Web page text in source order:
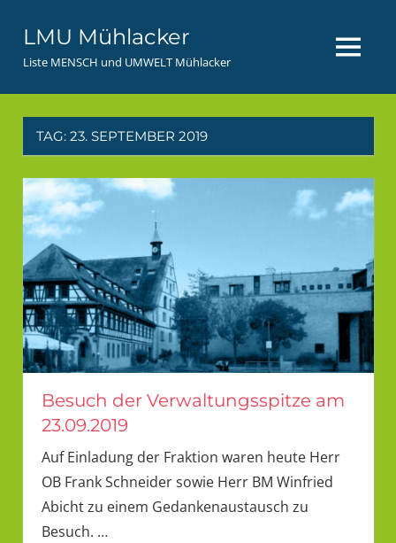
Inhalt
springen
LMU Mühlacker
Liste MENSCH und UMWELT Mühlacker MENÜ
TAG: 23. SEPTEMBER 2019
Besuch der Verwaltungsspitze am
23.09.2019
Auf Einladung der Fraktion waren heute Herr
OB Frank Schneider sowie Herr BM Winfried
Abicht zu einem Gedankenaustausch zu
Besuch. …